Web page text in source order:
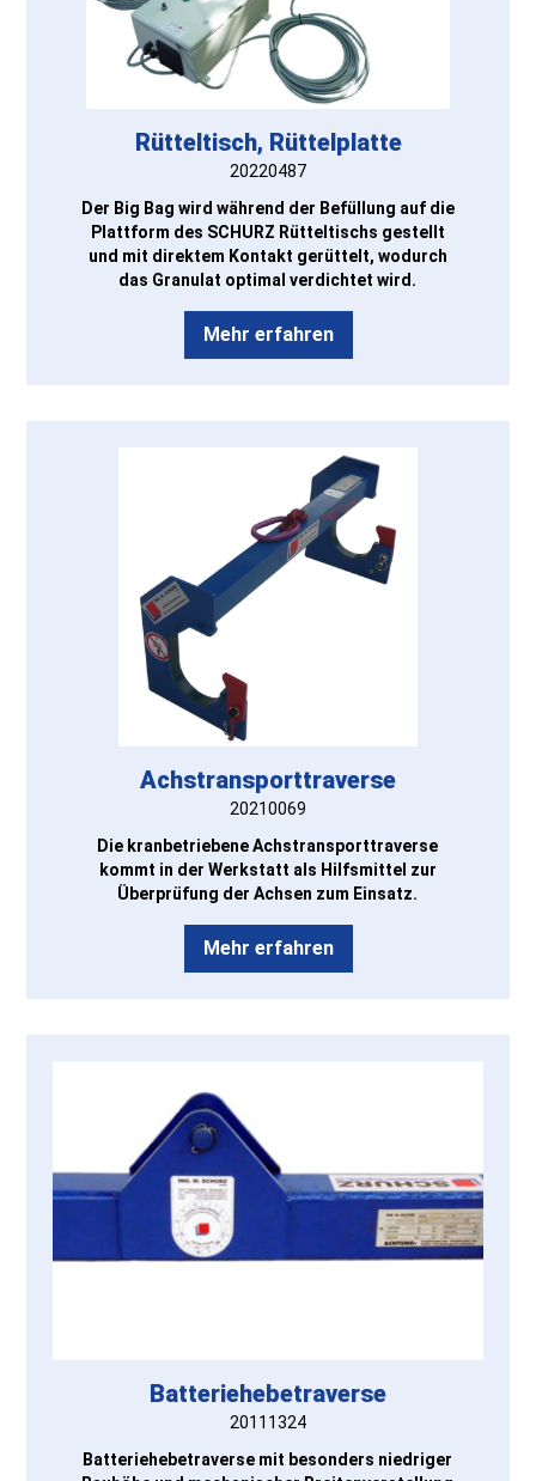
Rütteltisch, Rüttelplatte
20220487
Der Big Bag wird während der Befüllung auf die
Plattform des SCHURZ Rütteltischs gestellt
und mit direktem Kontakt gerüttelt, wodurch
das Granulat optimal verdichtet wird.
Mehr erfahren
Achstransporttraverse
20210069
Die kranbetriebene Achstransporttraverse
kommt in der Werkstatt als Hilfsmittel zur
Überprüfung der Achsen zum Einsatz.
Mehr erfahren
Batteriehebetraverse
20111324
Batteriehebetraverse mit besonders niedriger